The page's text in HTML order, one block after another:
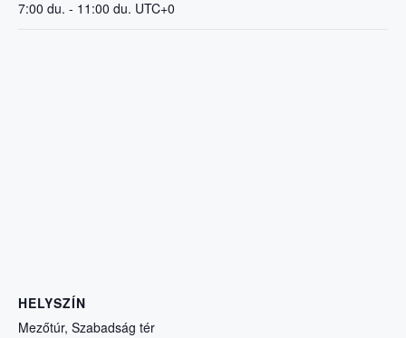
7:00 du. - 11:00 du. UTC+0
HELYSZÍN
Mezőtúr, Szabadság tér